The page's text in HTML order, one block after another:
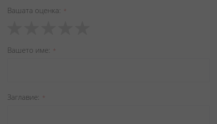
Вашата оценка
star
stars
stars
stars
stars
Вашето име
Заглавиe